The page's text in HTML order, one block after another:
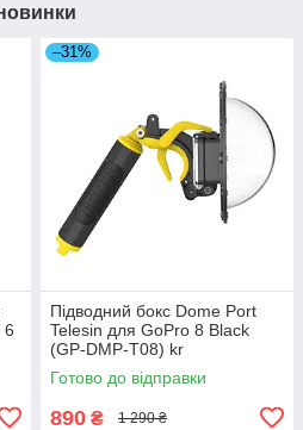
6
–31%
Підводний бокс Dome Port
Telesin для GoPro 8 Black
(GP-DMP-T08) kr
Готово до відправки
890 ₴ 1 290 ₴